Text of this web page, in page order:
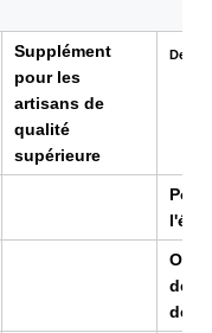
Supplément
pour les
artisans de
qualité
supérieure
des